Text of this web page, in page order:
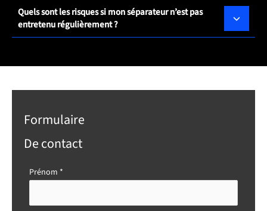
Quels sont les risques si mon séparateur n’est pas
entretenu régulièrement ?
Formulaire
De contact
Formulaire
avec
Prénom *